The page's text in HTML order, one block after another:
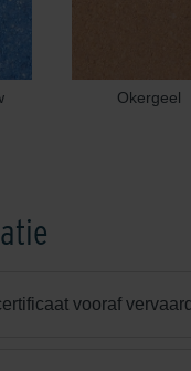
Okergeel
vooraf